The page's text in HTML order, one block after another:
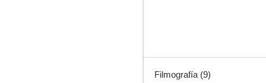
Filmografía (9)